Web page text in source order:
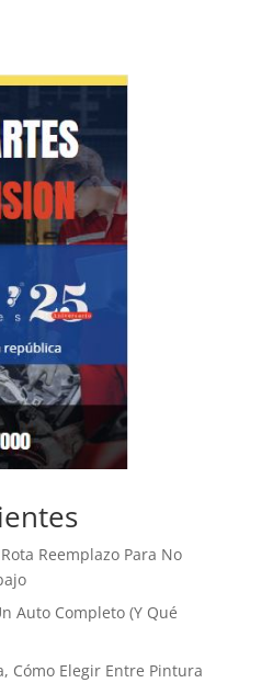
Reemplazo Para No
Auto Completo (Y Qué
Cómo Elegir Entre Pintura